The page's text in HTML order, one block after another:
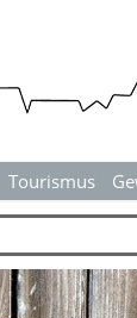
▼
Tourismus